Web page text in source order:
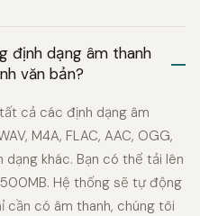
định dạng âm thanh
văn bản?
cả các định dạng âm
M4A, FLAC, AAC, OGG,
dạng khác. Bạn có thể tải lên
Hệ thống sẽ tự động
có âm thanh, chúng tôi